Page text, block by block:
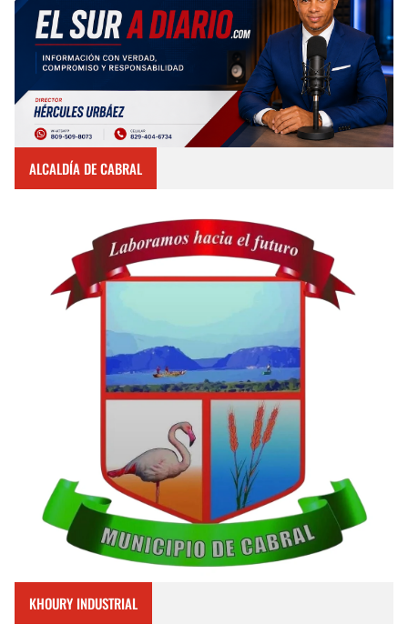
ALCALDÍA DE CABRAL
KHOURY INDUSTRIAL